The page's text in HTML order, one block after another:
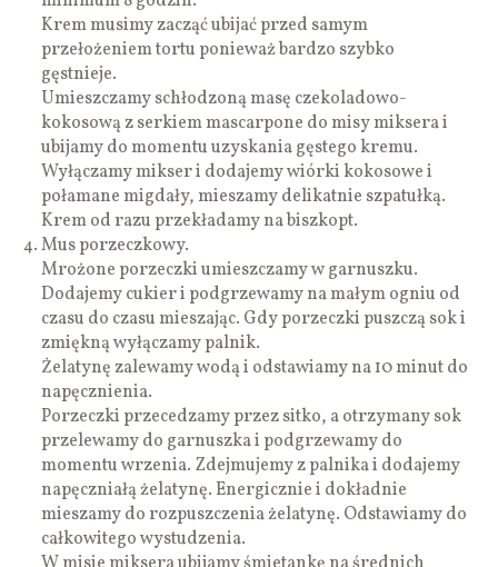
Krem musimy zacząć ubijać przed samym
przełożeniem tortu ponieważ bardzo szybko
gęstnieje.
Umieszczamy schłodzoną masę czekoladowo-
kokosową z serkiem mascarpone do misy miksera i
ubijamy do momentu uzyskania gęstego kremu.
Wyłączamy mikser i dodajemy wiórki kokosowe i
połamane migdały, mieszamy delikatnie szpatułką.
Krem od razu przekładamy na biszkopt.
Mus porzeczkowy.
Mrożone porzeczki umieszczamy w garnuszku.
Dodajemy cukier i podgrzewamy na małym ogniu od
czasu do czasu mieszając. Gdy porzeczki puszczą sok i
zmiękną wyłączamy palnik.
Żelatynę zalewamy wodą i odstawiamy na 10 minut do
napęcznienia.
Porzeczki przecedzamy przez sitko, a otrzymany sok
przelewamy do garnuszka i podgrzewamy do
momentu wrzenia. Zdejmujemy z palnika i dodajemy
napęczniałą żelatynę. Energicznie i dokładnie
mieszamy do rozpuszczenia żelatynę. Odstawiamy do
całkowitego wystudzenia.